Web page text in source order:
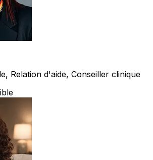
Relation d'aide, Conseiller clinique